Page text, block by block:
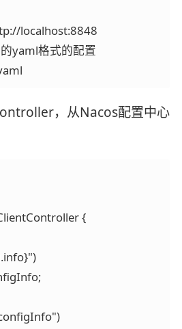
localhost:8848
的yaml格式的配置
，从Nacos配置中心
{